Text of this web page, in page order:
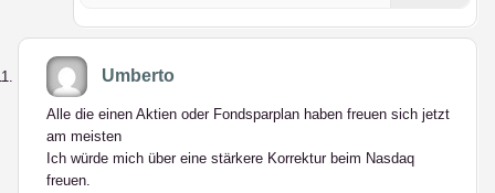
Umberto
Alle die einen Aktien oder Fondsparplan haben freuen sich jetzt
am meisten
Ich würde mich über eine stärkere Korrektur beim Nasdaq
freuen.